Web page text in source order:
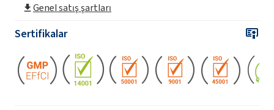
Genel satış şartları
Sertifikalar